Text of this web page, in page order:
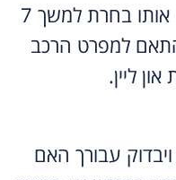
תשלום המקדמה יבטיח את הדגם אותו בחרת למשך 7
למפרט הרכב
ליין.
עבורך האם